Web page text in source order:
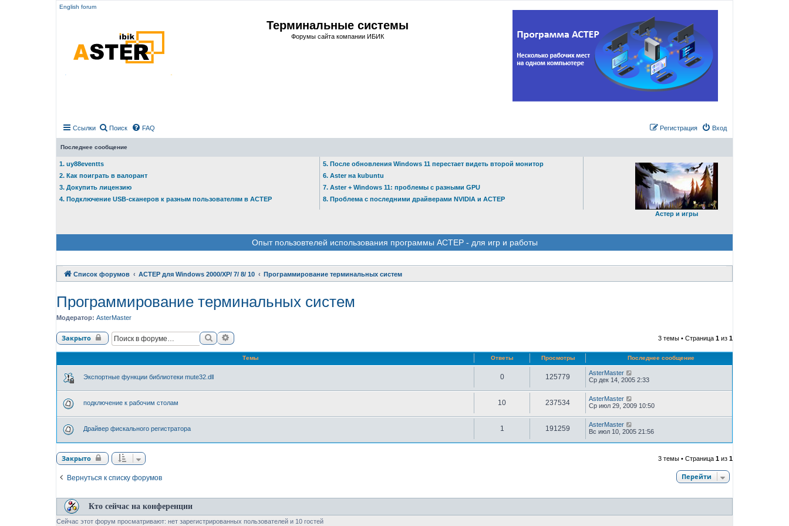
English forum
Терминальные системы
Форумы сайта компании ИБИК
Ссылки Поиск FAQ Вход
Регистрация
Последнее сообщение
1. uy88eventts
2. Как поиграть в валорант
3. Докупить лицензию
4. Подключение USB-сканеров к разным пользователям в АСТЕР
5. После обновления Windows 11 перестает видеть второй монитор
6. Aster на kubuntu
7. Aster + Windows 11: проблемы с разными GPU
8. Проблема с последними драйверами NVIDIA и АСТЕР
Астер и игры
Опыт пользовтелей использования программы АСТЕР - для игр и работы
Список форумов АСТЕР для Windows 2000/XP/ 7/ 8/ 10 Программирование терминальных систем
Программирование терминальных систем
Модератор: AsterMaster
Закрыто ПоискРасширенный поиск 3 темы • Страница 1 из 1
Темы Ответы Просмотры Последнее сообщение
Экспортные функции библиотеки mute32.dll 0 125779
AsterMaster
Ср дек 14, 2005 2:33
подключение к рабочим столам 10 237534
AsterMaster
Ср июл 29, 2009 10:50
Драйвер фискального регистратора 1 191259
AsterMaster
Вс июл 10, 2005 21:56
Закрыто 3 темы • Страница 1 из 1
Вернуться к списку форумов Перейти
Кто сейчас на конференции
Сейчас этот форум просматривают: нет зарегистрированных пользователей и 10 гостей